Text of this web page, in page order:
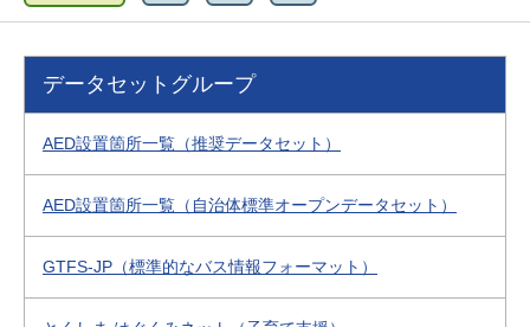
データセットグループ
AED設置箇所一覧（推奨データセット）
AED設置箇所一覧（自治体標準オープンデータセット）
GTFS-JP（標準的なバス情報フォーマット）